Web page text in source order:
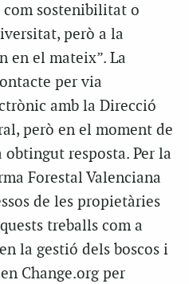
sostenibilitat o
però a la
en el mateix”. La
per via
amb la Direcció
però en el moment de
resposta. Per la
Forestal Valenciana
de les propietàries
treballs com a
la gestió dels boscos i
en Change.org per